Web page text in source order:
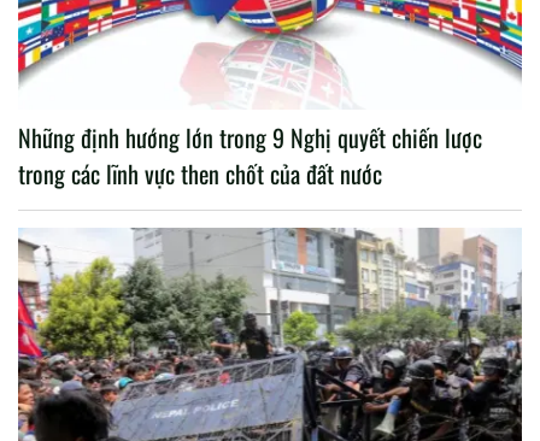
Những định hướng lớn trong 9 Nghị quyết chiến lược
trong các lĩnh vực then chốt của đất nước